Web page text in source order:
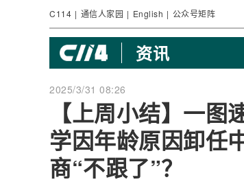
C114 | 通信人家园 | English | 公众号矩阵
资讯
2025/3/31 08:26
【上周小结】一
学因年龄原因卸任
商“不跟了”？